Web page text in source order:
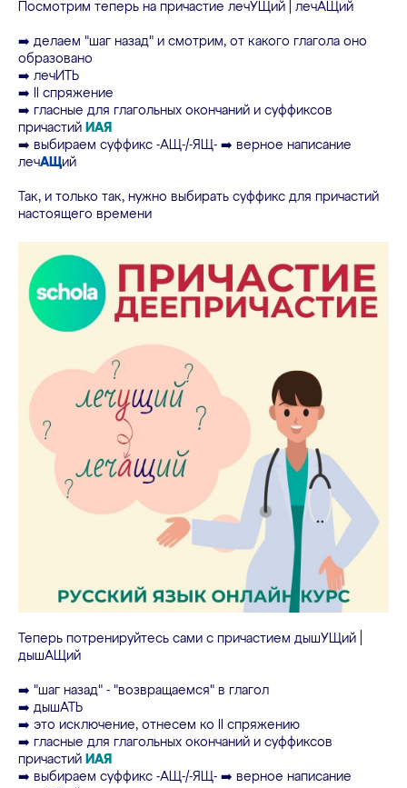
Посмотрим теперь на причастие лечУЩий | лечАЩий
➡️ делаем "шаг назад" и смотрим, от какого глагола оно
образовано
➡️ лечИТЬ
➡️ II спряжение
➡️ гласные для глагольных окончаний и суффиксов
причастий ИАЯ
➡️ выбираем суффикс -АЩ-/-ЯЩ- ➡️ верное написание
лечАЩий
Так, и только так, нужно выбирать суффикс для причастий
настоящего времени
Теперь потренируйтесь сами с причастием дышУЩий |
дышАЩий
➡️ "шаг назад" - "возвращаемся" в глагол
➡️ дышАТЬ
➡️ это исключение, отнесем ко II спряжению
➡️ гласные для глагольных окончаний и суффиксов
причастий ИАЯ
➡️ выбираем суффикс -АЩ-/-ЯЩ- ➡️ верное написание